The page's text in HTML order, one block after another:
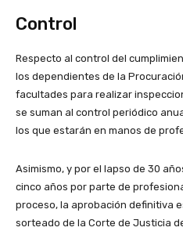
Control
Respecto al control del
los dependientes de la
facultades para realizar
se suman al control periódico
los que estarán en manos de
Asimismo, y por el lapso de 30
cinco años por parte de
proceso, la aprobación definitiva
sorteado de la Corte de Justicia